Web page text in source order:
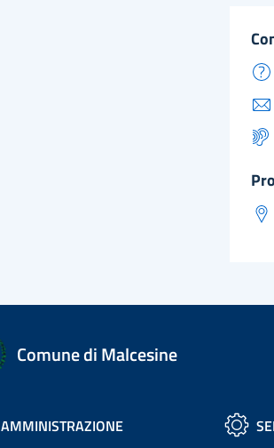
Comune di Malcesine
AMMINISTRAZIONE